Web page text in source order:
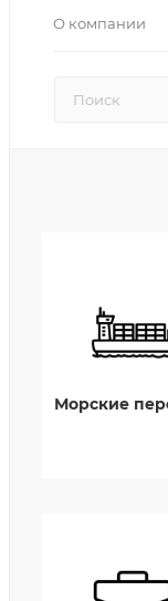
О компании
Морские